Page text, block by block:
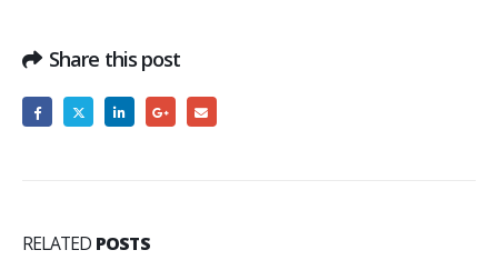
Share this post
RELATED POSTS